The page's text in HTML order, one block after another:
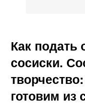
Крабики из
Пальцы из
Как подать
сосиски.
готовим из